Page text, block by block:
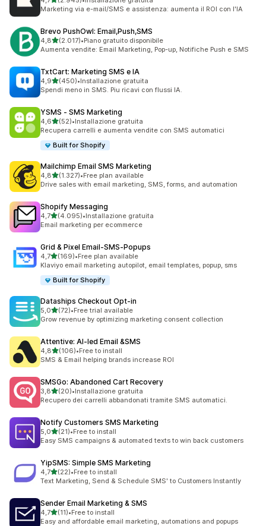
2945 recensioni totali
Marketing via e-mail/SMS e assistenza: aumenta il ROI con l'IA
Brevo PushOwl: Email,Push,SMS
4,8stelle su 5
(2.017)
2017 recensioni totali
•Piano gratuito disponibile
Aumenta vendite: Email Marketing, Pop-up, Notifiche Push e SMS
TxtCart: Marketing SMS e IA
4,9stelle su 5
(450)
450 recensioni totali
•Installazione gratuita
Spendi meno in SMS. Piu ricavi con flussi IA.
YSMS ‑ SMS Marketing
4,6stelle su 5
(52)
52 recensioni totali
•Installazione gratuita
Recupera carrelli e aumenta vendite con SMS automatici
Built for Shopify
Mailchimp Email SMS Marketing
4,8stelle su 5
(1.327)
1327 recensioni totali
•Free plan available
Drive sales with email marketing, SMS, forms, and automation
Shopify Messaging
4,7stelle su 5
(4.095)
4095 recensioni totali
•Installazione gratuita
Email marketing per ecommerce
Grid & Pixel Email‑SMS‑Popups
4,7stelle su 5
(169)
169 recensioni totali
•Free plan available
Klaviyo email marketing autopilot, email templates, popup, sms
Built for Shopify
Dataships Checkout Opt‑in
5,0stelle su 5
(72)
72 recensioni totali
•Free trial available
Grow revenue by optimizing marketing consent collection
Attentive: AI‑led Email &SMS
4,8stelle su 5
(106)
106 recensioni totali
•Free to install
SMS & Email helping brands increase ROI
SMSGo: Abandoned Cart Recovery
3,8stelle su 5
(20)
20 recensioni totali
•Installazione gratuita
Recupero dei carrelli abbandonati tramite SMS automatici.
Notify Customers SMS Marketing
5,0stelle su 5
(21)
21 recensioni totali
•Free to install
Easy SMS campaigns & automated texts to win back customers
YipSMS: Simple SMS Marketing
4,7stelle su 5
(22)
22 recensioni totali
•Free to install
Text Marketing, Send & Schedule SMS' to Customers Instantly
Sender Email Marketing & SMS
4,7stelle su 5
(11)
11 recensioni totali
•Free to install
Easy and affordable email marketing, automations and popups